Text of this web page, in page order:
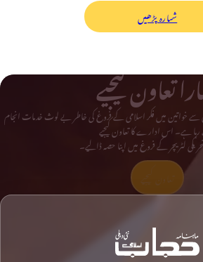
شمارہ پڑھیں
تعاون کیجیے
سے خواتین میں فکر اسلامی کے فروغ کی خاطر بے لوث خدمات انجام
ہے۔ اس ادارے کا تعاون کیجیے
لٹریچر کے فروغ میں اپنا حصہ ڈالیے۔